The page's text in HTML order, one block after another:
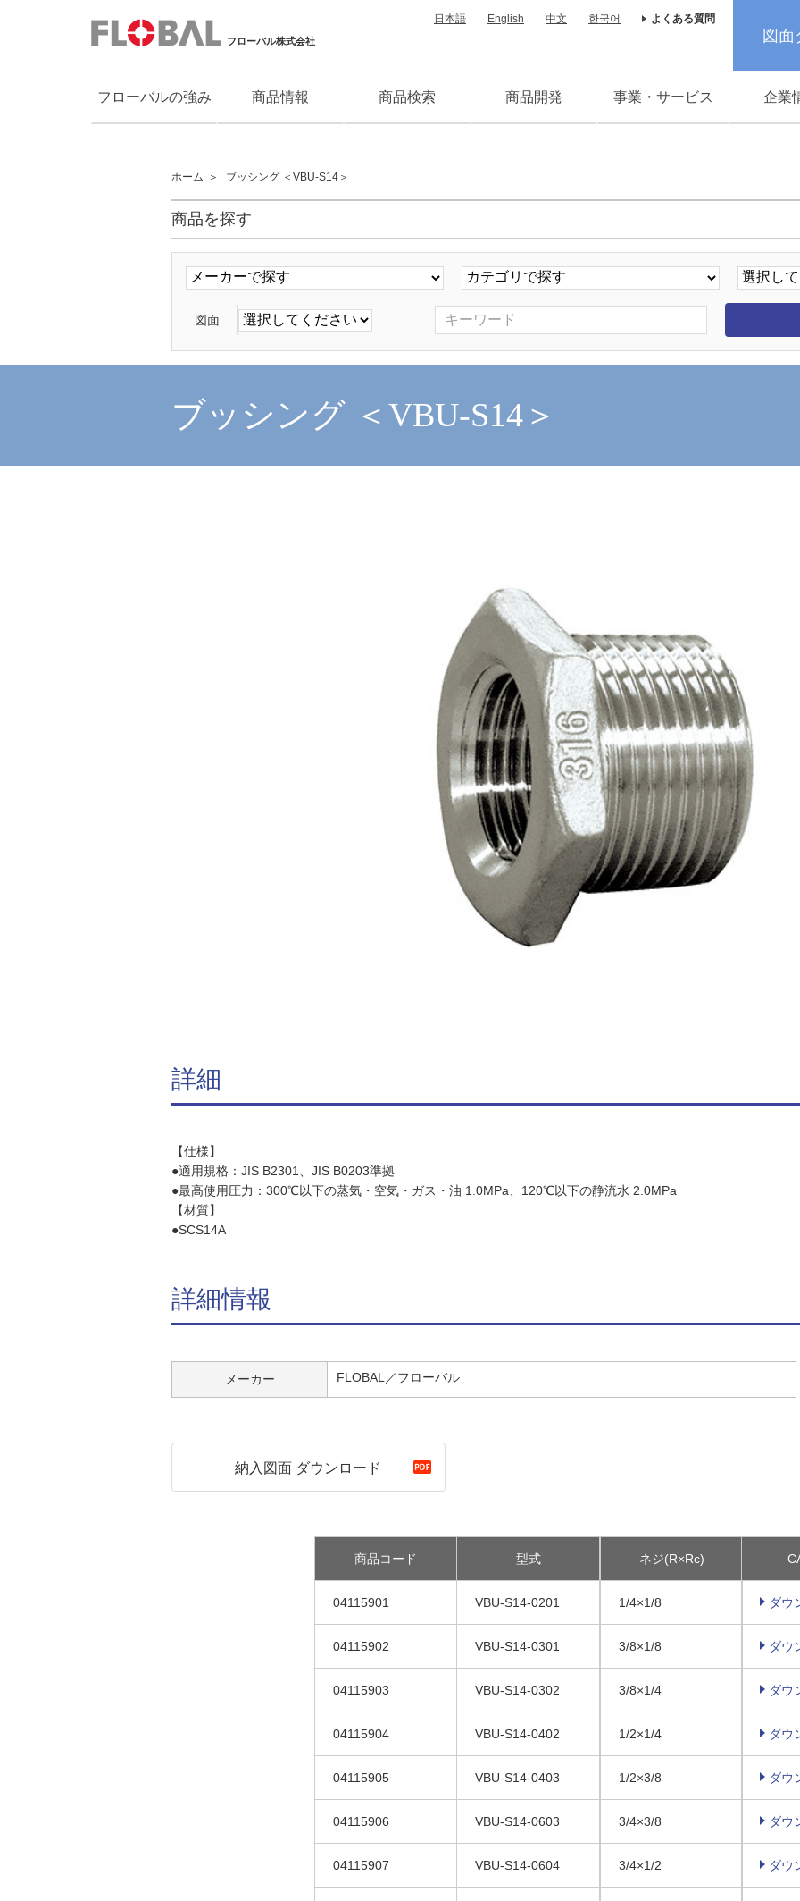
フローバル株式会社
日本語 English 中文 한국어 よくある質問
図
フローバルの強み 商品情報 商品検索 商品開発 事業・サービス 企業
ホーム ブッシング ＜VBU-S14＞
商品を探す
図面
ブッシング ＜VBU-S14＞
詳細
【仕様】
●適用規格：JIS B2301、JIS B0203準拠
●最高使用圧力：300℃以下の蒸気・空気・ガス・油 1.0MPa、120℃以下の静流水 2.0MPa
【材質】
●SCS14A
詳細情報
メーカー FLOBAL／フローバル
納入図面 ダウンロード
商品コード 型式
04115901 VBU-S14-0201
04115902 VBU-S14-0301
04115903 VBU-S14-0302
04115904 VBU-S14-0402
04115905 VBU-S14-0403
04115906 VBU-S14-0603
04115907 VBU-S14-0604
ネジ(R×Rc)
1/4×1/8
3/8×1/8
3/8×1/4
1/2×1/4
1/2×3/8
3/4×3/8
3/4×1/2
ダウ
ダウ
ダウ
ダウ
ダウ
ダウ
ダウ